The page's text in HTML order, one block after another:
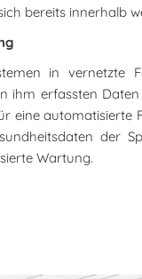
bereits innerhalb
in vernetzte
ihm erfassten
eine automatisierte
der
Wartung.